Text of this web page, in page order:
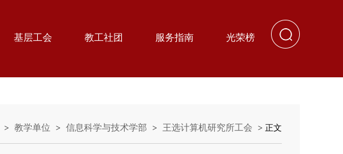
基层工会 教工社团 服务指南 光荣榜
> 教学单位 > 信息科学与技术学部 > 王选计算机研究所工会 > 正文